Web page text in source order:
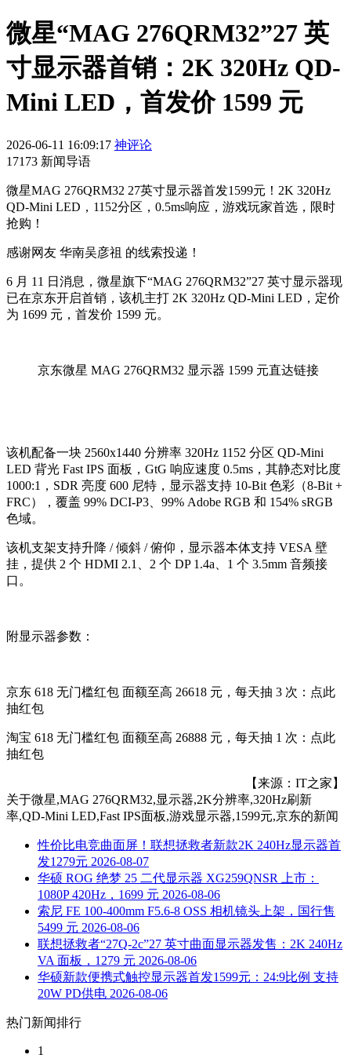
微星“MAG 276QRM32”27 英
寸显示器首销：2K 320Hz QD-
Mini LED，首发价 1599 元
2026-06-11 16:09:17 神评论
17173 新闻导语
微星MAG 276QRM32 27英寸显示器首发1599元！2K 320Hz
QD-Mini LED，1152分区，0.5ms响应，游戏玩家首选，限时
抢购！
感谢网友 华南吴彦祖 的线索投递！
6 月 11 日消息，微星旗下“MAG 276QRM32”27 英寸显示器现
已在京东开启首销，该机主打 2K 320Hz QD-Mini LED，定价
为 1699 元，首发价 1599 元。
京东微星 MAG 276QRM32 显示器 1599 元直达链接
该机配备一块 2560x1440 分辨率 320Hz 1152 分区 QD-Mini
LED 背光 Fast IPS 面板，GtG 响应速度 0.5ms，其静态对比度
1000:1，SDR 亮度 600 尼特，显示器支持 10-Bit 色彩（8-Bit +
FRC），覆盖 99% DCI-P3、99% Adobe RGB 和 154% sRGB
色域。
该机支架支持升降 / 倾斜 / 俯仰，显示器本体支持 VESA 壁
挂，提供 2 个 HDMI 2.1、2 个 DP 1.4a、1 个 3.5mm 音频接
口。
附显示器参数：
京东 618 无门槛红包 面额至高 26618 元，每天抽 3 次：点此
抽红包
淘宝 618 无门槛红包 面额至高 26888 元，每天抽 1 次：点此
抽红包
【来源：IT之家】
关于微星,MAG 276QRM32,显示器,2K分辨率,320Hz刷新
率,QD-Mini LED,Fast IPS面板,游戏显示器,1599元,京东的新闻
性价比电竞曲面屏！联想拯救者新款2K 240Hz显示器首
发1279元 2026-08-07
华硕 ROG 绝梦 25 二代显示器 XG259QNSR 上市：
1080P 420Hz，1699 元 2026-08-06
索尼 FE 100-400mm F5.6-8 OSS 相机镜头上架，国行售
5499 元 2026-08-06
联想拯救者“27Q-2c”27 英寸曲面显示器发售：2K 240Hz
VA 面板，1279 元 2026-08-06
华硕新款便携式触控显示器首发1599元：24:9比例 支持
20W PD供电 2026-08-06
热门新闻排行
1